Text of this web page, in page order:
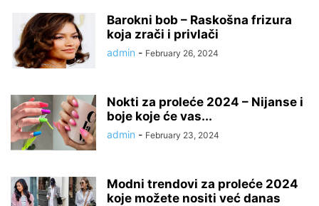
Barokni bob – Raskošna frizura
koja zrači i privlači
admin - February 26, 2024
Nokti za proleće 2024 – Nijanse i
boje koje će vas...
admin - February 23, 2024
Modni trendovi za proleće 2024
koje možete nositi već danas